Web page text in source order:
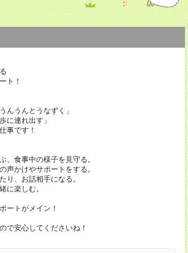
ト！
んうんとうなずく」
に連れ出す」
事です！
、食事中の様子を見守る。
声かけやサポートをする。
り、お話相手になる。
に楽しむ。
ートがメイン！
で安心してくださいね！